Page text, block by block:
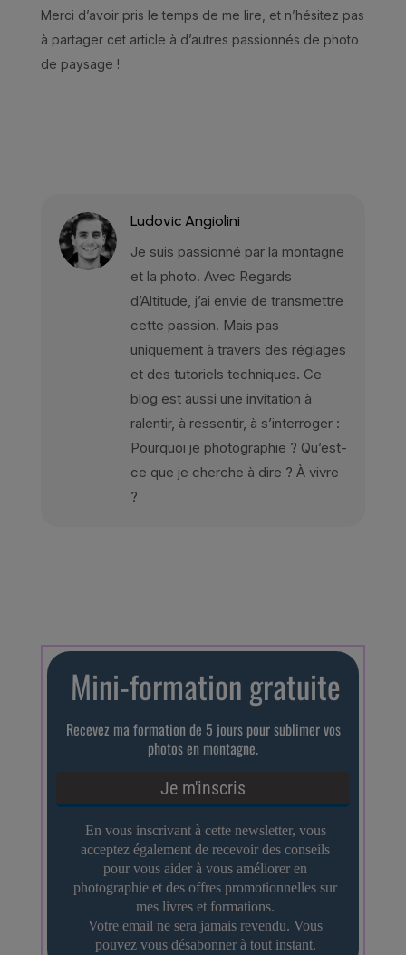
Merci d’avoir pris le temps de me lire, et n’hésitez pas
à partager cet article à d’autres passionnés de photo
de paysage !
Ludovic Angiolini
Je suis passionné par la montagne
et la photo. Avec Regards
d’Altitude, j’ai envie de transmettre
cette passion. Mais pas
uniquement à travers des réglages
et des tutoriels techniques. Ce
blog est aussi une invitation à
ralentir, à ressentir, à s’interroger :
Pourquoi je photographie ? Qu’est-
ce que je cherche à dire ? À vivre
?